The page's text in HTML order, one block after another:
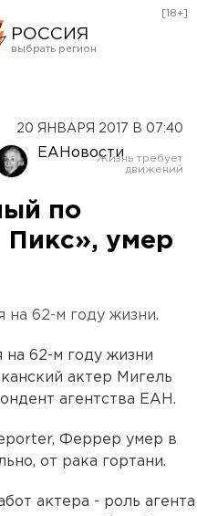
РОССИЯ
Оренбург
[18+]
20 ЯНВАРЯ 2017 В 07:40
ЕАНовости
по
Пикс», умер
на 62-м году жизни.
на 62-м году жизни
актер Мигель
агентства ЕАН.
Феррер умер в
от рака гортани.
актера - роль агента